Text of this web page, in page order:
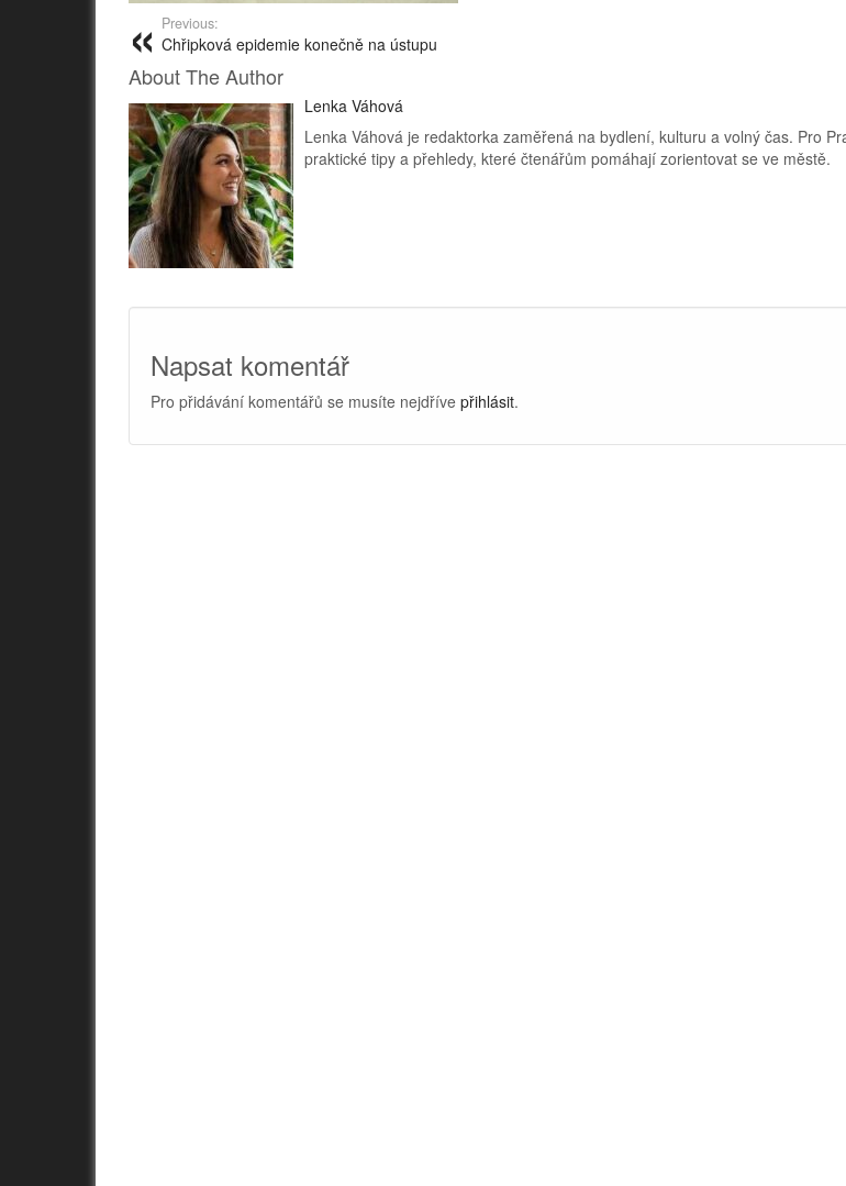
Previous:
Chřipková epidemie konečně na ústupu
About The Author
Lenka Váhová
Lenka Váhová je redaktorka zaměřená na bydlení, kulturu a volný čas. Pro
praktické tipy a přehledy, které čtenářům pomáhají zorientovat se ve městě.
Napsat komentář
Pro přidávání komentářů se musíte nejdříve přihlásit.